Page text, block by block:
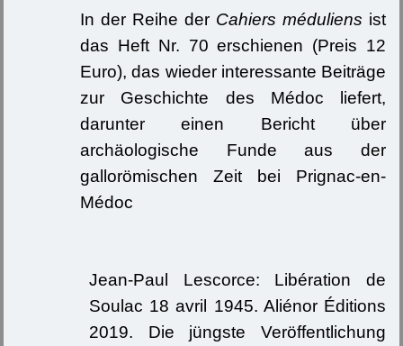
In der Reihe der Cahiers méduliens ist
das Heft Nr. 70 erschienen (Preis 12
Euro), das wieder interessante Beiträge
zur Geschichte des Médoc liefert,
darunter einen Bericht über
archäologische Funde aus der
gallorömischen Zeit bei Prignac-en-
Médoc
Jean-Paul Lescorce: Libération de
Soulac 18 avril 1945. Aliénor Éditions
2019. Die jüngste Veröffentlichung